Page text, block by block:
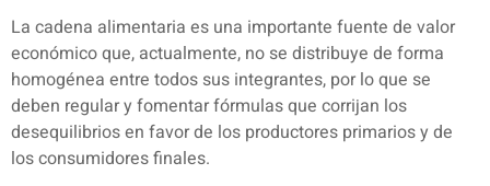
La cadena alimentaria es una importante fuente de valor
económico que, actualmente, no se distribuye de forma
homogénea entre todos sus integrantes, por lo que se
deben regular y fomentar fórmulas que corrijan los
desequilibrios en favor de los productores primarios y de
los consumidores finales.